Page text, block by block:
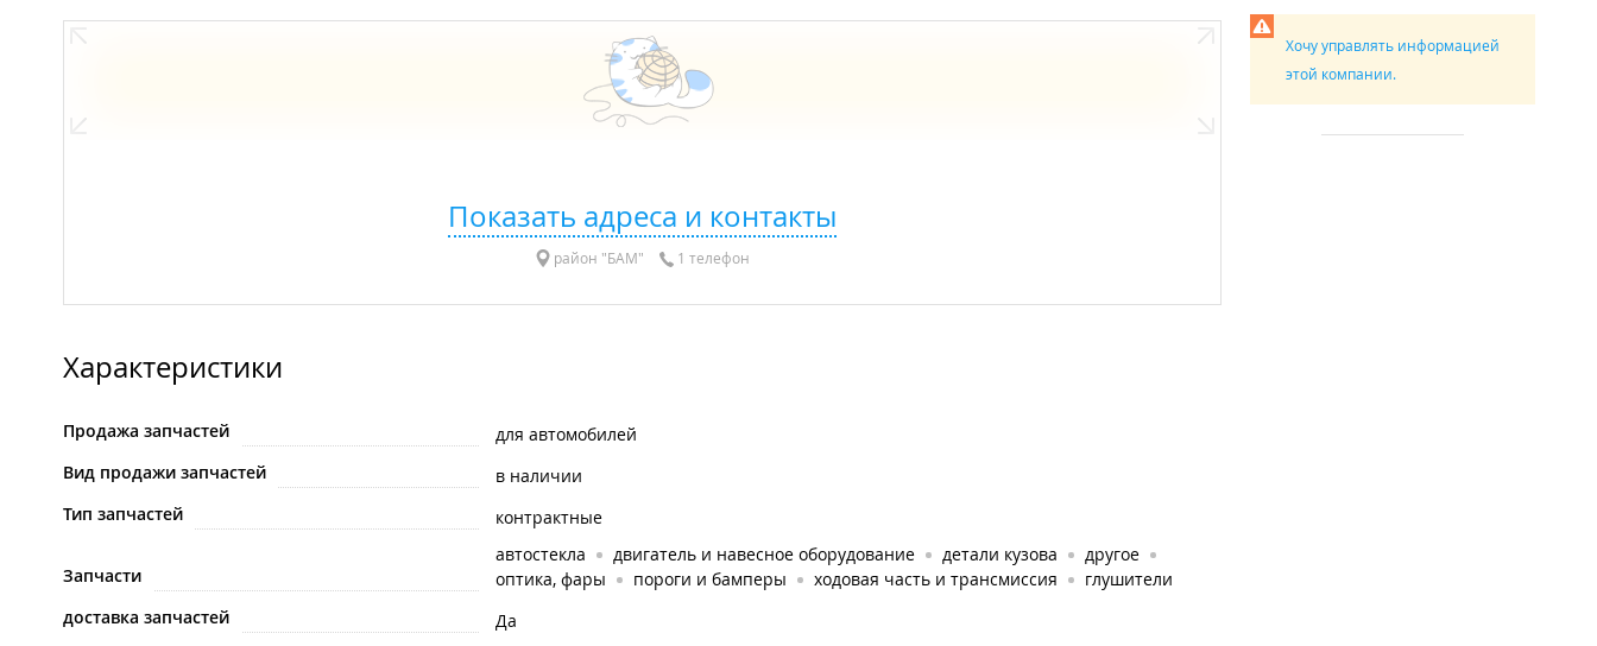
Показать адреса и контакты
район "БАМ" 1 телефон
Характеристики
Продажа запчастей
для автомобилей
Вид продажи запчастей
в наличии
Тип запчастей
контрактные
Запчасти
автостекла двигатель и навесное оборудование детали кузова
другое
оптика, фары
пороги и бамперы ходовая часть и трансмиссия
глушители
доставка запчастей
Да
Хочу управлять информацией
этой компании.